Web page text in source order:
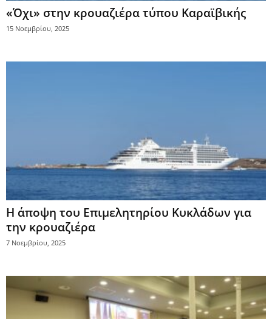
«Όχι» στην κρουαζιέρα τύπου Καραϊβικής
15 Νοεμβρίου, 2025
Η άποψη του Επιμελητηρίου Κυκλάδων για
την κρουαζιέρα
7 Νοεμβρίου, 2025